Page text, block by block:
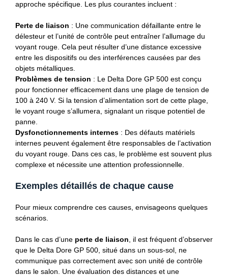
approche spécifique. Les plus courantes incluent :
Perte de liaison : Une communication défaillante entre le
délesteur et l’unité de contrôle peut entraîner l’allumage du
voyant rouge. Cela peut résulter d’une distance excessive
entre les dispositifs ou des interférences causées par des
objets métalliques.
Problèmes de tension : Le Delta Dore GP 500 est conçu
pour fonctionner efficacement dans une plage de tension de
100 à 240 V. Si la tension d’alimentation sort de cette plage,
le voyant rouge s’allumera, signalant un risque potentiel de
panne.
Dysfonctionnements internes : Des défauts matériels
internes peuvent également être responsables de l’activation
du voyant rouge. Dans ces cas, le problème est souvent plus
complexe et nécessite une attention professionnelle.
Exemples détaillés de chaque cause
Pour mieux comprendre ces causes, envisageons quelques
scénarios.
Dans le cas d’une perte de liaison , il est fréquent d’observer
que le Delta Dore GP 500, situé dans un sous-sol, ne
communique pas correctement avec son unité de contrôle
dans le salon. Une évaluation des distances et une